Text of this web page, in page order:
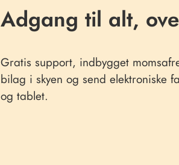
Adgang til alt,
Gratis support, indbygget
bilag i skyen og send elektroniske
og tablet.